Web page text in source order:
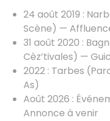
24 août 2019 :
Scène) —
31 août 2020 :
Cèz’tivales) —
2022 : Tarbes
As)
Août 2026 :
Annonce à venir